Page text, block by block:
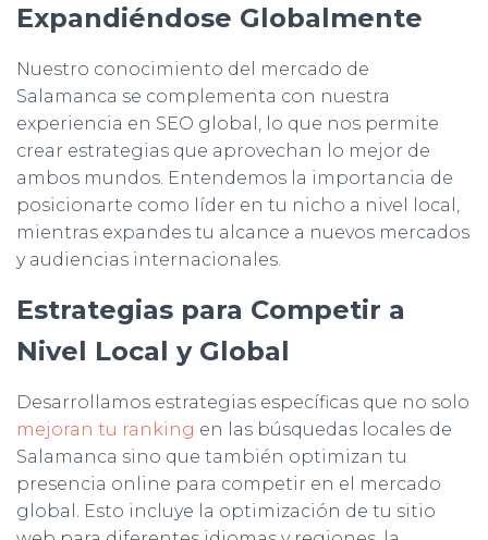
Expandiéndose Globalmente
Nuestro conocimiento del mercado de
Salamanca se complementa con nuestra
experiencia en SEO global, lo que nos permite
crear estrategias que aprovechan lo mejor de
ambos mundos. Entendemos la importancia de
posicionarte como líder en tu nicho a nivel local,
mientras expandes tu alcance a nuevos mercados
y audiencias internacionales.
Estrategias para Competir a
Nivel Local y Global
Desarrollamos estrategias específicas que no solo
mejoran tu ranking en las búsquedas locales de
Salamanca sino que también optimizan tu
presencia online para competir en el mercado
global. Esto incluye la optimización de tu sitio